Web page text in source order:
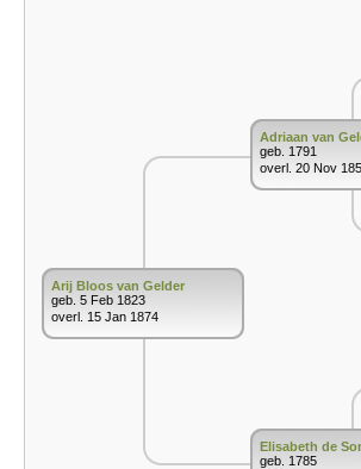
Arij Bloos van Gelder
geb. 5 Feb 1823
overl. 15 Jan 1874
Adriaan van
geb. 1791
overl. 20 Nov
Elisabeth de
geb. 1785